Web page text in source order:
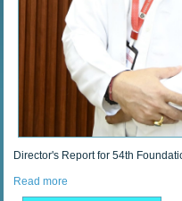
Director's Report for 54th
Read more